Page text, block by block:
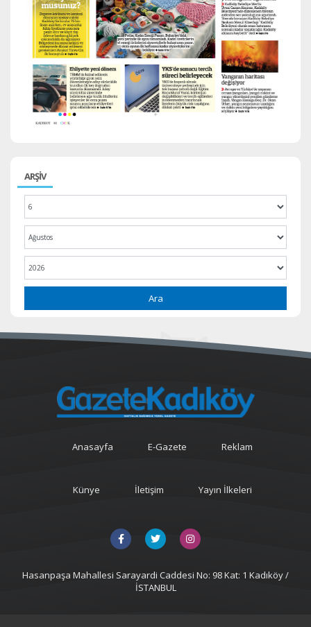
ARŞİV
Ara
Anasayfa E-Gazete Reklam
Künye İletişim Yayın İlkeleri
Hasanpaşa Mahallesi Sarayardi Caddesi No: 98 Kat: 1 Kadıköy /
İSTANBUL